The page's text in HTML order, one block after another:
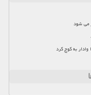
می شود
به کوچ کرد